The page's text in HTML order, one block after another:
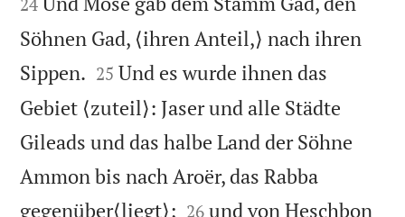
Söhnen Gad, ⟨ihren Anteil,⟩ nach ihren
Sippen. 

25 Und es wurde ihnen das
Gebiet ⟨zuteil⟩: Jaser und alle Städte
Gileads und das halbe Land der Söhne
Ammon bis nach Aroër, das Rabba
gegenüber⟨liegt⟩; 

26 und von Heschbon